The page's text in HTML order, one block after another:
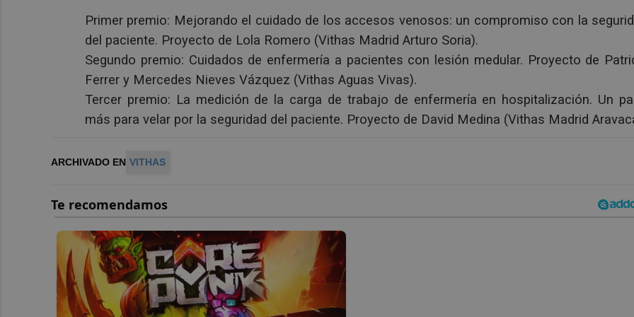
Primer premio: Mejorando el cuidado de los accesos venosos: un compromiso con la
del paciente. Proyecto de Lola Romero (Vithas Madrid Arturo Soria).
Segundo premio: Cuidados de enfermería a pacientes con lesión medular. Proyecto de
Ferrer y Mercedes Nieves Vázquez (Vithas Aguas Vivas).
Tercer premio: La medición de la carga de trabajo de enfermería en hospitalización. Un
más para velar por la seguridad del paciente. Proyecto de David Medina (Vithas Madrid
ARCHIVADO EN VITHAS